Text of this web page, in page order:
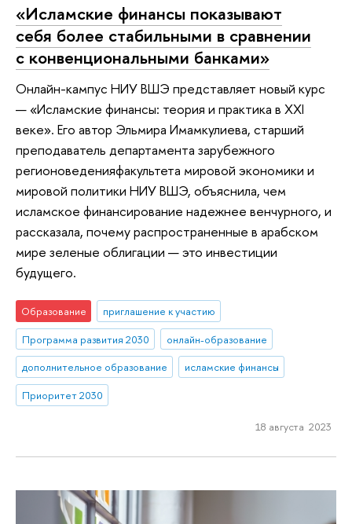
«Исламские финансы показывают
себя более стабильными в сравнении
с конвенциональными банками»
Онлайн-кампус НИУ ВШЭ представляет новый курс
— «Исламские финансы: теория и практика в XXI
веке». Его автор Эльмира Имамкулиева, старший
преподаватель департамента зарубежного
регионоведенияфакультета мировой экономики и
мировой политики НИУ ВШЭ, объяснила, чем
исламское финансирование надежнее венчурного, и
рассказала, почему распространенные в арабском
мире зеленые облигации — это инвестиции
будущего.
Образование
приглашение к участию
Программа развития 2030
онлайн-образование
дополнительное образование
исламские финансы
Приоритет 2030
18 августа 2023